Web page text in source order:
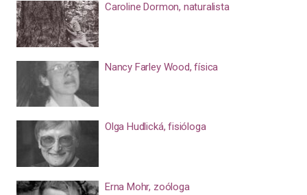
Caroline Dormon, naturalista
Nancy Farley Wood, física
Olga Hudlická, fisióloga
Erna Mohr, zoóloga